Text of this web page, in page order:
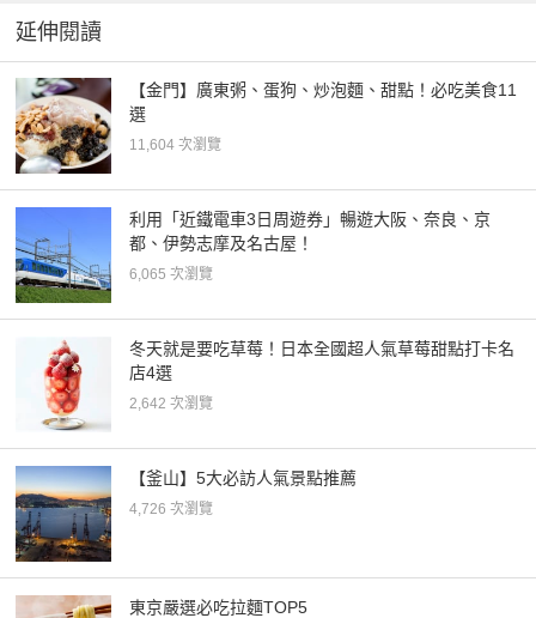
延伸閱讀
【金門】廣東粥、蛋狗、炒泡麵、甜點！必吃美食11
選
11,604 次瀏覽
利用「近鐵電車3日周遊券」暢遊大阪、奈良、京
都、伊勢志摩及名古屋！
6,065 次瀏覽
冬天就是要吃草莓！日本全國超人氣草莓甜點打卡名
店4選
2,642 次瀏覽
【釜山】5大必訪人氣景點推薦
4,726 次瀏覽
東京嚴選必吃拉麵TOP5